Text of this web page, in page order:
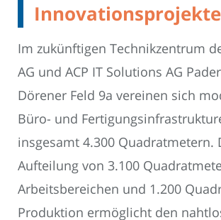
Innovationsprojekte
Im zukünftigen Technikzentrum
AG und ACP IT Solutions AG
Dörener Feld 9a vereinen sich
Büro- und
insgesamt 4.300 Quadratmetern.
Aufteilung von 3.100
Arbeitsbereichen und 1.200
Produktion ermöglicht den